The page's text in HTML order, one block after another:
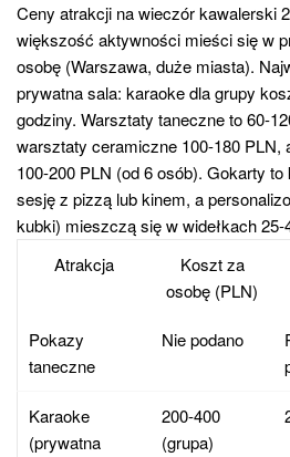
Ceny atrakcji na wieczór kawalerski
większość aktywności mieści się w
osobę (Warszawa, duże miasta).
prywatna sala: karaoke dla grupy
godziny. Warsztaty taneczne to 60-
warsztaty ceramiczne 100-180 PLN,
100-200 PLN (od 6 osób). Gokarty
sesję z pizzą lub kinem, a
kubki) mieszczą się w widełkach 25-
Atrakcja
Koszt za
osobę (PLN)
Pokazy
taneczne
Nie podano
Karaoke
(prywatna
200-400
(grupa)